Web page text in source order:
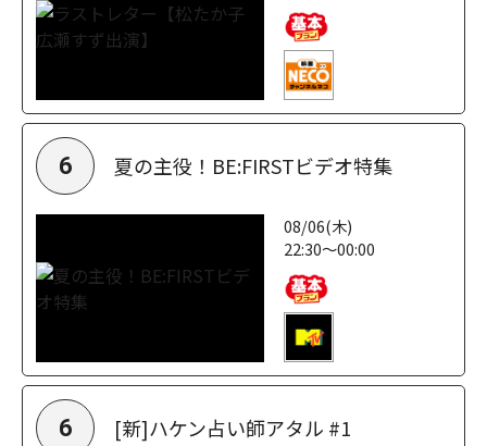
6 夏の主役！BE:FIRSTビデオ特集
08/06(木)
22:30～00:00
6 [新]ハケン占い師アタル #1